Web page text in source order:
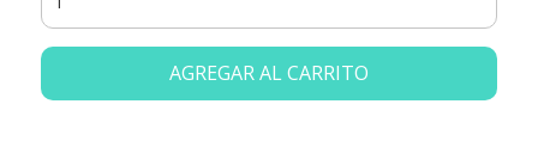
AGREGAR AL CARRITO